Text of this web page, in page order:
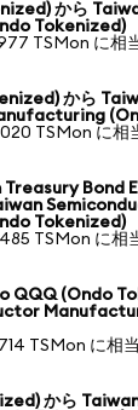
から
Tokenized)
TSMon に相
から
TSMon に相
Bond
Tokenized)
TSMon に相
QQQ (Ondo
TSMon に相当
から